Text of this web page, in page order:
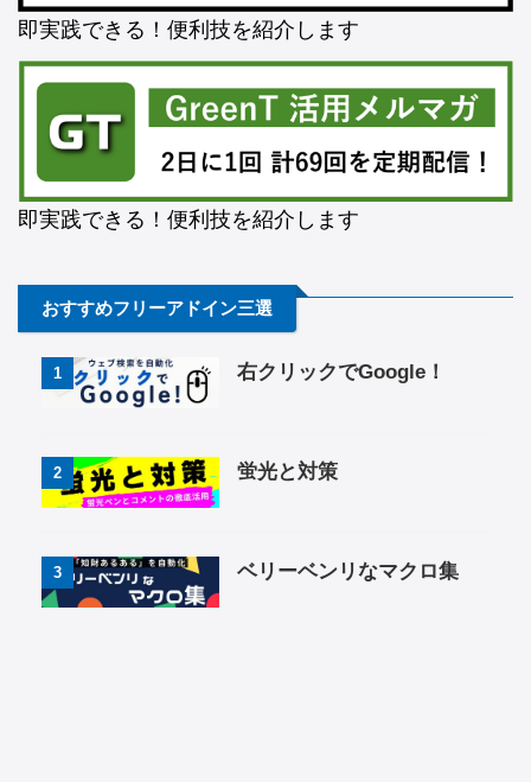
即実践できる！便利技を紹介します
即実践できる！便利技を紹介します
おすすめフリーアドイン三選
1 右クリックでGoogle！
2 蛍光と対策
3 ベリーベンリなマクロ集